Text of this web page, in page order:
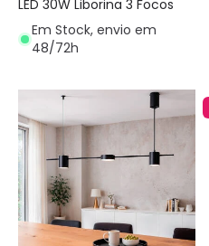
LED 30W Liborina 3 Focos
Em Stock, envio em
48/72h